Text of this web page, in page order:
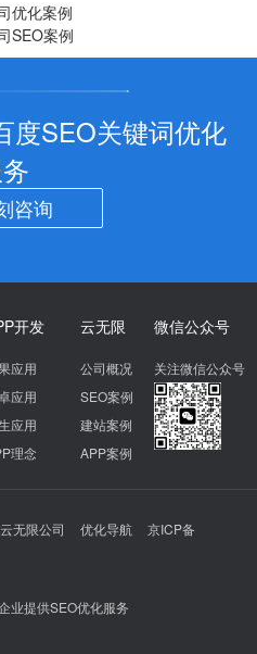
优化案例
SEO案例
度SEO关键词优化
咨询
开发
应用
应用
应用
理念
云无限
公司概况
SEO案例
建站案例
APP案例
微信公众号
关注微信公众号
无限公司 优化导航
京ICP备
业提供SEO优化服务